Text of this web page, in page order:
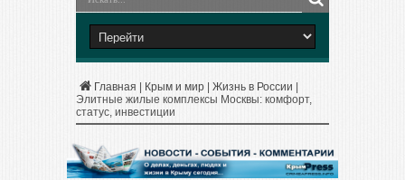
Главная Крым и мир Жизнь в России
Элитные жилые комплексы Москвы: комфорт,
статус, инвестиции